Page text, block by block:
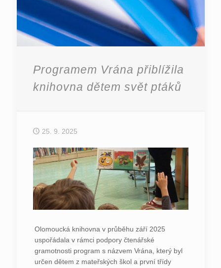
Programem Vrána přiblížila
knihovna dětem svět ptáků
25. 9. 2025
Olomoucká knihovna v průběhu září 2025
uspořádala v rámci podpory čtenářské
gramotnosti program s názvem Vrána, který byl
určen dětem z mateřských škol a první třídy